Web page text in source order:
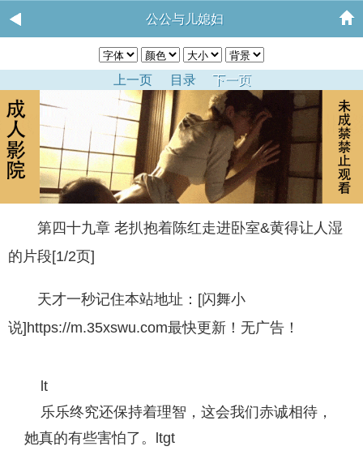
公公与儿媳妇
上一页 目录 下一页
第四十九章 老扒抱着陈红走进卧室&黄得让人湿
的片段[1/2页]
天才一秒记住本站地址：[闪舞小
说]https://m.35xswu.com最快更新！无广告！
lt
乐乐终究还保持着理智，这会我们赤诚相待，
她真的有些害怕了。ltgt